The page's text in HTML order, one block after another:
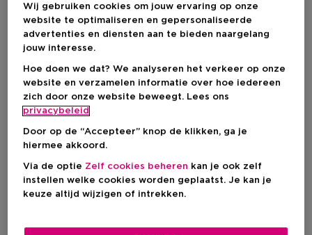
Voor welke Huidtypes is het Geschikt?
Onze Producten met Glycerine
Wat is Glycerine?
Glycerine , ook wel bekend als glycerol, is eenkleurloze,
geurloze vloeistof
oliën en dierlijke vetten
ingrediënt omdat het vocht aantrekt uit diepere huidlagen.
Dat betekent:langdurige
gezichtscrèmes tot haarserums.
Wij gebruiken cookies om jouw ervaring op onze
website te optimaliseren en gepersonaliseerde
advertenties en diensten aan te bieden naargelang
jouw interesse.
Hoe doen we dat? We analyseren het verkeer op onze
website en verzamelen informatie over hoe iedereen
zich door onze website beweegt. Lees ons
privacybeleid
Door op de “Accepteer” knop de klikken, ga je
hiermee akkoord.
Via de optie Zelf cookies beheren kan je ook zelf
instellen welke cookies worden geplaatst. Je kan je
keuze altijd wijzigen of intrekken.